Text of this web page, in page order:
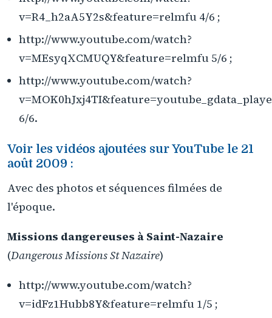
v=R4_h2aA5Y2s&feature=relmfu 4/6 ;
http://www.youtube.com/watch?
v=MEsyqXCMUQY&feature=relmfu 5/6 ;
http://www.youtube.com/watch?
6/6.
Voir les vidéos ajoutées sur YouTube le 21
août 2009 :
Avec des photos et séquences filmées de
l'époque.
Missions dangereuses à Saint-Nazaire
(Dangerous Missions St Nazaire)
http://www.youtube.com/watch?
v=idFz1Hubb8Y&feature=relmfu 1/5 ;